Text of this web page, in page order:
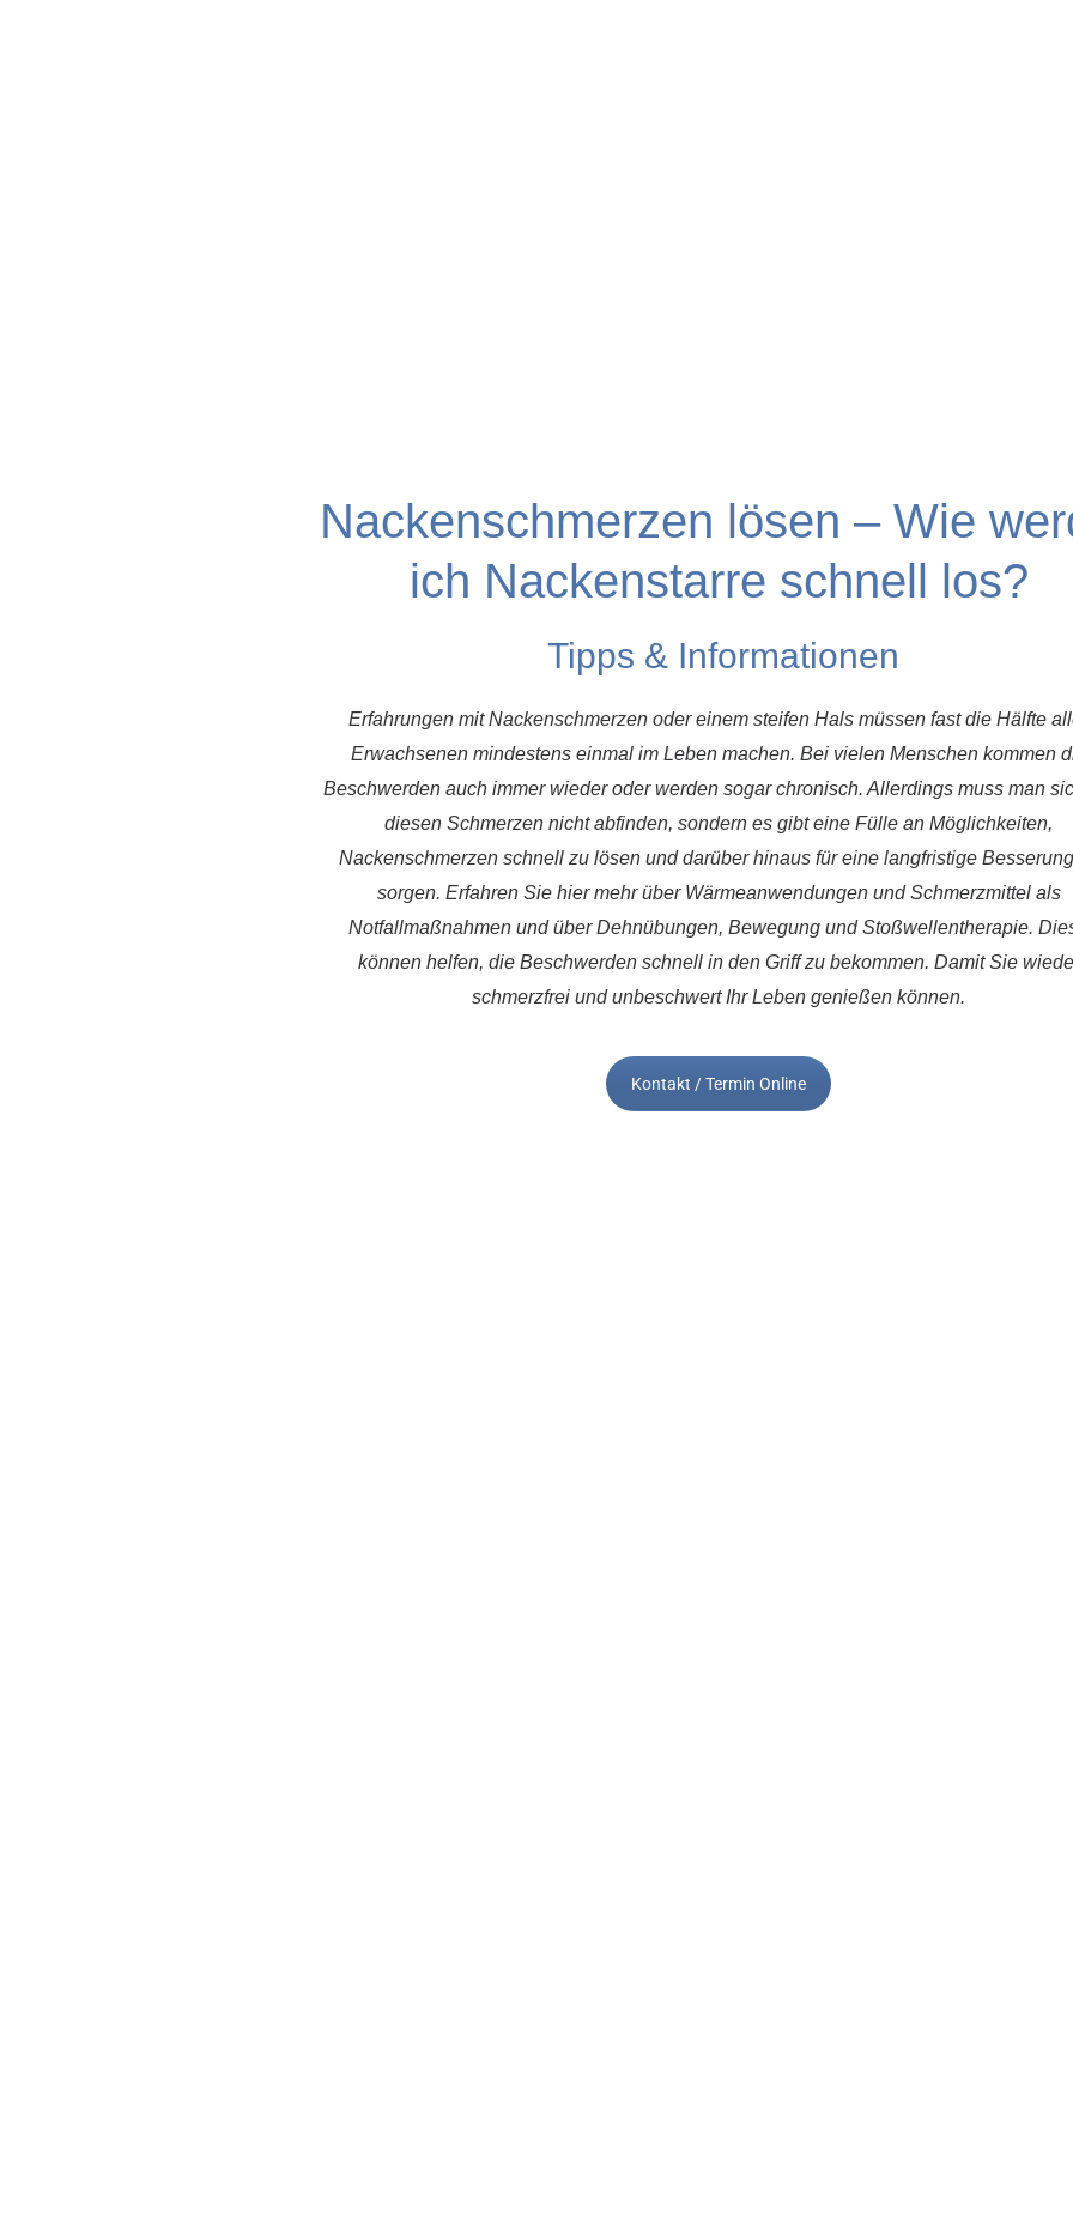
Nackenschmerzen lösen – Wie
ich Nackenstarre schnell los?
Tipps & Informationen
Erfahrungen mit Nackenschmerzen oder einem steifen Hals müssen fast die Hälfte
Erwachsenen mindestens einmal im Leben machen. Bei vielen Menschen kommen
Beschwerden auch immer wieder oder werden sogar chronisch. Allerdings muss man
diesen Schmerzen nicht abfinden, sondern es gibt eine Fülle an Möglichkeiten,
Nackenschmerzen schnell zu lösen und darüber hinaus für eine langfristige
sorgen. Erfahren Sie hier mehr über Wärmeanwendungen und Schmerzmittel als
Notfallmaßnahmen und über Dehnübungen, Bewegung und Stoßwellentherapie.
können helfen, die Beschwerden schnell in den Griff zu bekommen. Damit Sie
schmerzfrei und unbeschwert Ihr Leben genießen können.
Kontakt / Termin Online